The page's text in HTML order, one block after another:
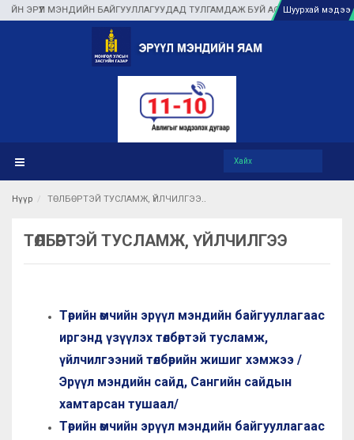
ЭРҮҮЛ МЭНДИЙН БАЙГУУЛЛАГУУДАД ТУЛГАМДАЖ БУЙ АСУУДЛЫГ ГАЗАР
Шуурхай мэдээ
Нүүр ТӨЛБӨРТЭЙ ТУСЛАМЖ, ҮЙЛЧИЛГЭЭ
ТӨЛБӨРТЭЙ ТУСЛАМЖ, ҮЙЛЧИЛГЭЭ
Төрийн өмчийн эрүүл мэндийн байгууллагаас
иргэнд үзүүлэх төлбөртэй тусламж,
үйлчилгээний төлбөрийн жишиг хэмжээ /
Эрүүл мэндийн сайд, Сангийн сайдын
хамтарсан тушаал/
Төрийн өмчийн эрүүл мэндийн байгууллагаас